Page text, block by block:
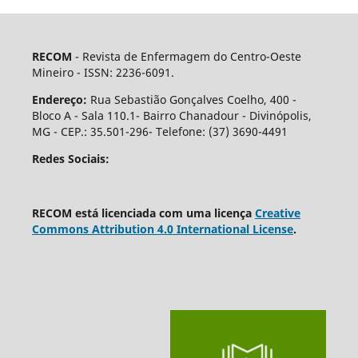
RECOM - Revista de Enfermagem do Centro-Oeste
Mineiro - ISSN: 2236-6091.
Endereço: Rua Sebastião Gonçalves Coelho, 400 -
Bloco A - Sala 110.1- Bairro Chanadour - Divinópolis,
MG - CEP.: 35.501-296- Telefone: (37) 3690-4491
Redes Sociais:
RECOM está licenciada com uma licença Creative
Commons Attribution 4.0 International License.